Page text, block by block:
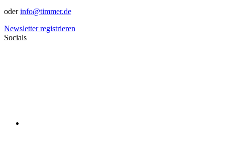
oderinfo@timmer.de
Newsletter registrieren
Socials